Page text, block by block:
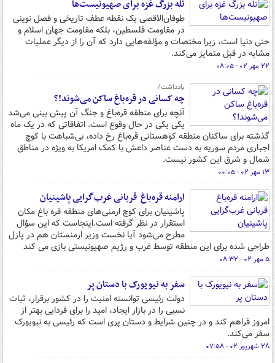
تله بزرگ غزه برای صهیونیست‌ها
طوفان‌الاقصی یک نقطه عطف تاریخی و فصل نوینی
در مقاومت فلسطین، بلکه مقاومت جهان اسلام و
حتی دنیا است، زیرا مختصات و مؤلفه‌هایی دارد که آن را از دیگر عملیات
مشابه در قبل متمایز می‌کند.
۲۲ مهر ۰۲ - ۰۸:۰۵
یادداشت/
چه کسانی در قره‌باغ ساکن می‌شوند!؟
آنچه برای منطقه قره‌باغ و جنگ آن پیش بینی می‌شد
یکی یکی در حال وقوع است. اتفاقاتی که در یک ماه
گذشته برای ساکنان منطقه کوهستانی قره‌باغ رخ داده، بی‌شباهت با کوچ
اجباری مردم سوریه به دست عناصر داعش با کمک امریکا به ویژه در مناطق
شمال و شرق این کشور نیست.
۱۳ مهر ۰۲ - ۰۰:۰۵
ارامنه قره‌باغ قربانی غرب‌گرایی پاشینیان
پاشینیان برای کوچ ارمنی‌های منطقه قره باغ مکان
استقرار در نظر گرفته است.اینجاست که این سؤال
مطرح می‌شود آیا نخست وزیر ارمنستان هم در پازل
طراحی شده برای این منطقه توسط غرب و رژیم صهیونیستی بازی می کند
۵ مهر ۰۲ - ۰۸:۳۲
سفر به نیویورک با دستان پر
دولت رئیسی توانسته امنیت را در کشور برقرار، ثبات
نسبی را در بازار ایجاد، امید را برای فردایی بهتر از
امروز فراهم کند و در چنین شرایط و دستان پری است که رئیسی به نیویورک
سفر می‌کند.
۲۸ شهریور ۰۲ - ۰۷:۵۸